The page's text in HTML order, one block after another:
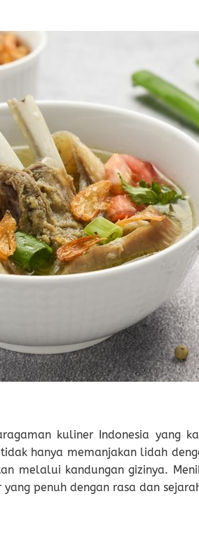
kuliner Indonesia yang
hanya memanjakan lidah
melalui kandungan gizinya.
penuh dengan rasa dan